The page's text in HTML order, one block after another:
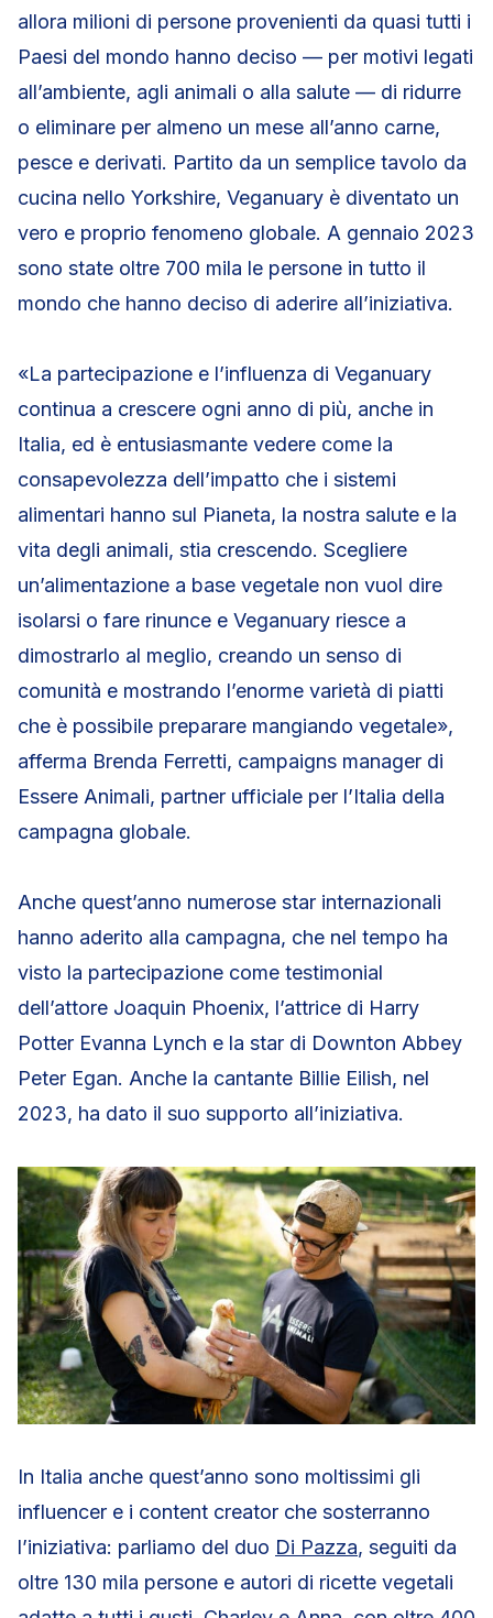
allora milioni di persone provenienti da quasi tutti i
Paesi del mondo hanno deciso — per motivi legati
all’ambiente, agli animali o alla salute — di ridurre
o eliminare per almeno un mese all’anno carne,
pesce e derivati. Partito da un semplice tavolo da
cucina nello Yorkshire, Veganuary è diventato un
vero e proprio fenomeno globale. A gennaio 2023
sono state oltre 700 mila le persone in tutto il
mondo che hanno deciso di aderire all’iniziativa.
«La partecipazione e l’influenza di Veganuary
continua a crescere ogni anno di più, anche in
Italia, ed è entusiasmante vedere come la
consapevolezza dell’impatto che i sistemi
alimentari hanno sul Pianeta, la nostra salute e la
vita degli animali, stia crescendo. Scegliere
un’alimentazione a base vegetale non vuol dire
isolarsi o fare rinunce e Veganuary riesce a
dimostrarlo al meglio, creando un senso di
comunità e mostrando l’enorme varietà di piatti
che è possibile preparare mangiando vegetale»,
afferma Brenda Ferretti, campaigns manager di
Essere Animali, partner ufficiale per l’Italia della
campagna globale.
Anche quest’anno numerose star internazionali
hanno aderito alla campagna, che nel tempo ha
visto la partecipazione come testimonial
dell’attore Joaquin Phoenix, l’attrice di Harry
Potter Evanna Lynch e la star di Downton Abbey
Peter Egan. Anche la cantante Billie Eilish, nel
2023, ha dato il suo supporto all’iniziativa.
In Italia anche quest’anno sono moltissimi gli
influencer e i content creator che sosterranno
l’iniziativa: parliamo del duo Di Pazza, seguiti da
oltre 130 mila persone e autori di ricette vegetali